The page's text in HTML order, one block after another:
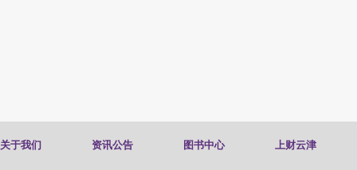
关于我们 资讯公告 图书中心 上财云津